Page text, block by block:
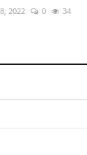
2022 0 34